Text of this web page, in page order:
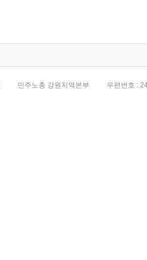
민주노총 강원지역본부 우편번호 :